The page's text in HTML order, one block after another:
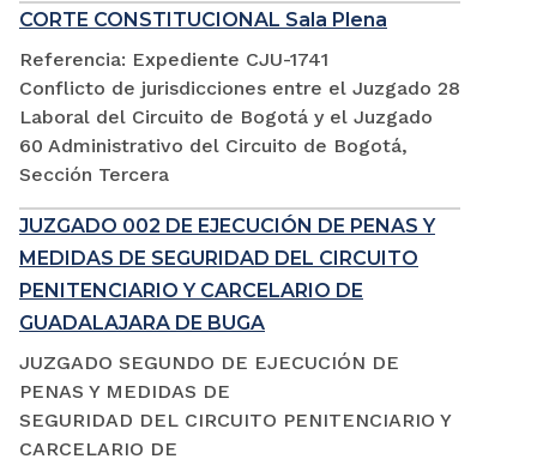
CORTE CONSTITUCIONAL Sala Plena
Referencia: Expediente CJU-1741
Conflicto de jurisdicciones entre el Juzgado 28
Laboral del Circuito de Bogotá y el Juzgado
60 Administrativo del Circuito de Bogotá,
Sección Tercera
JUZGADO 002 DE EJECUCIÓN DE PENAS Y
MEDIDAS DE SEGURIDAD DEL CIRCUITO
PENITENCIARIO Y CARCELARIO DE
GUADALAJARA DE BUGA
JUZGADO SEGUNDO DE EJECUCIÓN DE
PENAS Y MEDIDAS DE
SEGURIDAD DEL CIRCUITO PENITENCIARIO Y
CARCELARIO DE